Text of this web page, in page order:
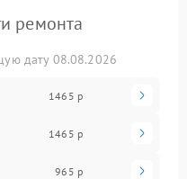
ремонта
дату 08.08.2026
1465 р
1465 р
965 р